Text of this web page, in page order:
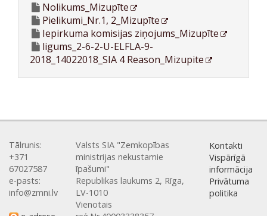
Nolikums_Mizupīte
Pielikumi_Nr.1, 2_Mizupīte
Iepirkuma komisijas ziņojums_Mizupīte
ligums_2-6-2-U-ELFLA-9-
2018_14022018_SIA 4 Reason_Mizupite
Tālrunis:
+371
67027587
e-pasts:
info@zmni.lv
Valsts SIA "Zemkopības
ministrijas nekustamie
īpašumi"
Republikas laukums 2, Rīga,
LV-1010
Vienotais
Kontakti
Vispārīgā
informācija
Privātuma
politika